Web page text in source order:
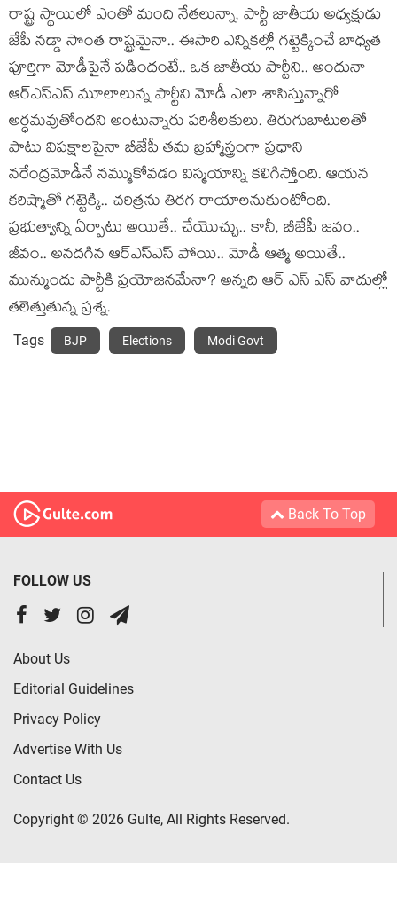
రాష్ట్ర స్థాయిలో ఎంతో మంది నేతలున్నా, పార్టీ జాతీయ అధ్యక్షుడు
జేపీ నడ్డా సొంత రాష్ట్రమైనా.. ఈసారి ఎన్నికల్లో గట్టెక్కించే బాధ్యత
పూర్తిగా మోడీపైనే పడిందంటే.. ఒక జాతీయ పార్టీని.. అందునా
ఆర్ఎస్ఎస్ మూలాలున్న పార్టీని మోడీ ఎలా శాసిస్తున్నారో
అర్ధ‌మ‌వుతోంద‌ని అంటున్నారు ప‌రిశీల‌కులు. తిరుగుబాటులతో
పాటు విపక్షాలపైనా బీజేపీ తమ బ్రహ్మాస్త్రంగా ప్రధాని
నరేంద్రమోడీనే నమ్ముకోవ‌డం విస్మ‌యాన్ని క‌లిగిస్తోంది. ఆయన
కరిష్మాతో గట్టెక్కి.. చరిత్రను తిరగ రాయాలనుకుంటోంది.
ప్ర‌భుత్వాన్ని ఏర్పాటు అయితే.. చేయొచ్చు.. కానీ, బీజేపీ జ‌వం..
జీవం.. అన‌ద‌గిన ఆర్ఎస్ఎస్‌ పోయి.. మోడీ ఆత్మ అయితే..
మున్ముందు పార్టీకి ప్ర‌యోజ‌న‌మేనా? అన్న‌ది ఆర్ ఎస్ ఎస్ వాదుల్లో
త‌లెత్తుతున్న ప్ర‌శ్న‌.
Tags BJP Elections Modi Govt
Back To Top
FOLLOW US
About Us
Editorial Guidelines
Privacy Policy
Advertise With Us
Contact Us
Copyright © 2026 Gulte, All Rights Reserved.